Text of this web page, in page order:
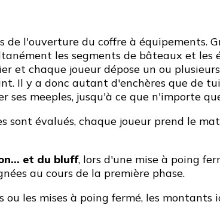
de l'ouverture du coffre à équipements.
les segments de bâteaux et les
et chaque joueur dépose un ou
Il y a donc autant d'enchères que de
meeples, jusqu'à ce que n'importe
sont évalués, chaque joueur prend le
et du bluff, lors d'une mise à poing
au cours de la première phase.
les mises à poing fermé, les montants